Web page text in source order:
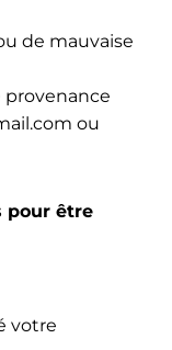
de mauvaise
provenance
ou
pour être
votre